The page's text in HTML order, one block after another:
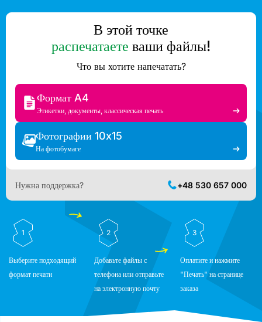
В этой точке
распечатаете ваши файлы!
Что вы хотите напечатать?
Формат A4
Этикетки, документы, классическая печать
Фотографии 10x15
На фотобумаге
Нужна поддержка? +48 530 657 000
1
Выберите подходящий
формат печати
2
Добавьте файлы с
телефона или отправьте
на электронную почту
3
Оплатите и нажмите
"Печать" на странице
заказа